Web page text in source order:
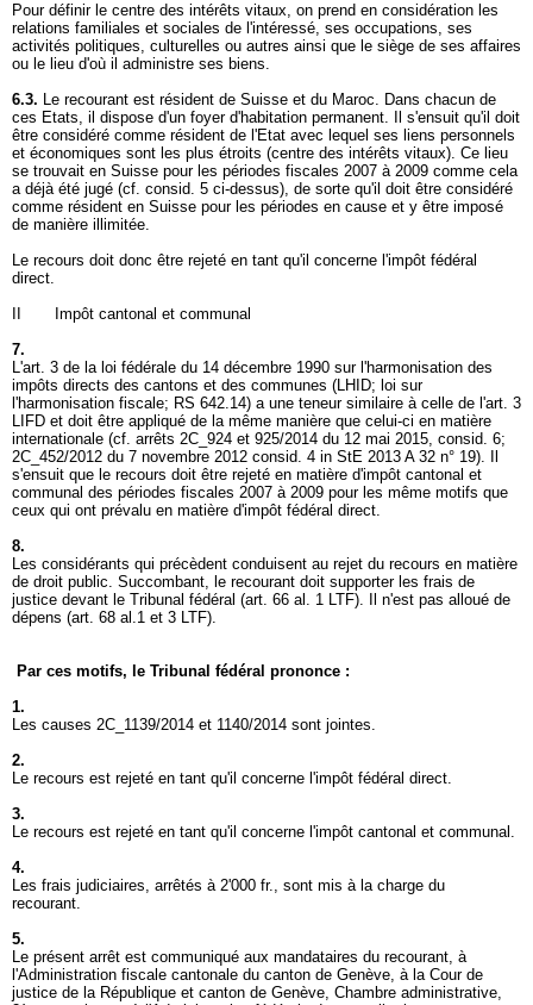
Pour définir le centre des intérêts vitaux, on prend en considération les
relations familiales et sociales de l'intéressé, ses occupations, ses
activités politiques, culturelles ou autres ainsi que le siège de ses affaires
ou le lieu d'où il administre ses biens.
6.3. Le recourant est résident de Suisse et du Maroc. Dans chacun de
ces Etats, il dispose d'un foyer d'habitation permanent. Il s'ensuit qu'il doit
être considéré comme résident de l'Etat avec lequel ses liens personnels
et économiques sont les plus étroits (centre des intérêts vitaux). Ce lieu
se trouvait en Suisse pour les périodes fiscales 2007 à 2009 comme cela
a déjà été jugé (cf. consid. 5 ci-dessus), de sorte qu'il doit être considéré
comme résident en Suisse pour les périodes en cause et y être imposé
de manière illimitée.
Le recours doit donc être rejeté en tant qu'il concerne l'impôt fédéral
direct.
II Impôt cantonal et communal
7.
L'art. 3 de la loi fédérale du 14 décembre 1990 sur l'harmonisation des
impôts directs des cantons et des communes (LHID; loi sur
l'harmonisation fiscale; RS 642.14) a une teneur similaire à celle de l'art. 3
LIFD et doit être appliqué de la même manière que celui-ci en matière
internationale (cf. arrêts 2C_924 et 925/2014 du 12 mai 2015, consid. 6;
2C_452/2012 du 7 novembre 2012 consid. 4 in StE 2013 A 32 n° 19). Il
s'ensuit que le recours doit être rejeté en matière d'impôt cantonal et
communal des périodes fiscales 2007 à 2009 pour les même motifs que
ceux qui ont prévalu en matière d'impôt fédéral direct.
8.
Les considérants qui précèdent conduisent au rejet du recours en matière
de droit public. Succombant, le recourant doit supporter les frais de
justice devant le Tribunal fédéral (art. 66 al. 1 LTF). Il n'est pas alloué de
dépens (art. 68 al.1 et 3 LTF).
Par ces motifs, le Tribunal fédéral prononce :
1.
Les causes 2C_1139/2014 et 1140/2014 sont jointes.
2.
Le recours est rejeté en tant qu'il concerne l'impôt fédéral direct.
3.
Le recours est rejeté en tant qu'il concerne l'impôt cantonal et communal.
4.
Les frais judiciaires, arrêtés à 2'000 fr., sont mis à la charge du
recourant.
5.
Le présent arrêt est communiqué aux mandataires du recourant, à
l'Administration fiscale cantonale du canton de Genève, à la Cour de
justice de la République et canton de Genève, Chambre administrative,